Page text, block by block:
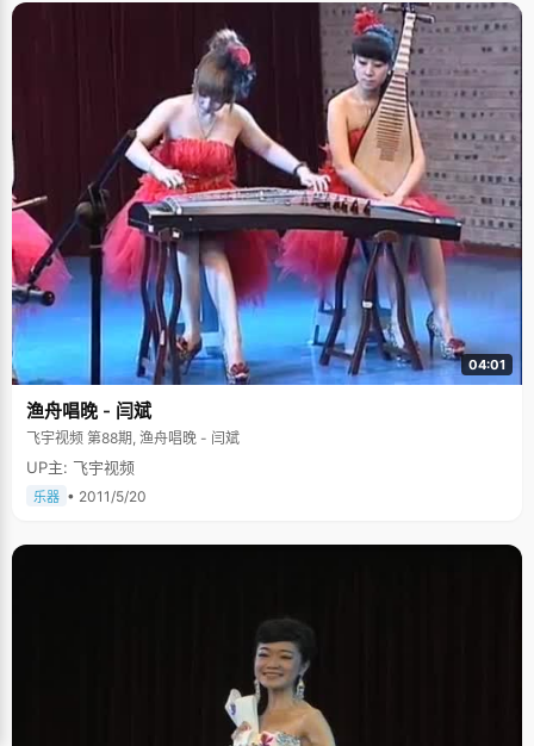
生在高三一年的时间里都会出现成绩波动，但是赵轶君一直保持着良好的状
态，稳扎稳打。"他每科成绩都很均匀，非常稳定。所以他拿状元也是我们意
料之中的事。"班主任袁彦自信地表示。"赵轶君在学习中出现问题会在第一
时间找我，善于沟通，并且在第一时间把问题解决这也是他制胜的关键。" 广
泛的课外阅读最喜欢《毛泽东选集》 "文科生的积累非常重要。"袁彦老师
说，"因为家庭环境的影响吧，赵轶君可以说是博览群书，他不仅学习优秀，
在知识体系上更是很全面。广泛的阅读让他的思路也与其他同学不一样。" 赵
轶君自己也深知课外阅读的重要性，他在采访中反复强调读书让他受益匪
浅。当问及哪本书对他影响最大时，他的回答是："《毛泽东选集》，一到五
卷我大致都读过了。"班主任袁老师对此事也印象深刻："毛主席是他的偶
像，关于毛主席的著作他都非常喜欢。"在赵轶君心目中，最喜欢的还是毛主
席《愚公移山》里的精神，"我希望做一个对社会有用的人，一枚&lsquo;螺
丝钉&rsquo;就好。" 善于帮助同学班级氛围融洽 袁老师介绍说："我们整个
班级都有很融洽的氛围，大家是在快乐学习，快乐生活。赵轶君性格外向，
有很强的集体荣誉感，也从来不会因为成绩拔尖引得别人嫉妒或者不满，他
能很好地处理和同学的关系，有很多志趣相投的朋友。" 说到班级，赵轶君显
得很兴奋："高三一年，我印象最深刻的就是我们的元旦联欢会了，大家在一
起特别开心，虽然我也没有表演什么节目，只是做观众，但是大家快乐的氛
围让我很放松。"赵轶君非常信任班主任袁老师："我们像朋友一样相处，她
是我们的亲人。" 感谢父母，没有他们就没有我的第一 赵轶君的父亲是一位
欢的事，平时上网、看电视都会给与充分的理解，我喜欢爬山，也经常和家
人一起去。" 说到现在拿下"状元"后对父母的告白，赵轶君一连说了好几
个"感谢"。"在高三一年，不管我有什么困惑，他们都会以过来人的身份给我
指导。我很感激他们对我一路成长的帮助，没有他们的就没有我今天取得的
成绩。" 一直很欣赏北京大学，向往北大深厚文化氛围的赵轶君在填报志愿的
时候，义无反顾的选择了这所中国一等学府。在即将开始的大学生活面前，
人格，长能力&rsquo;。"
04:01
渔舟唱晚 - 闫斌
飞宇视频 第88期, 渔舟唱晚 - 闫斌
UP主: 飞宇视频
乐器 • 2011/5/20